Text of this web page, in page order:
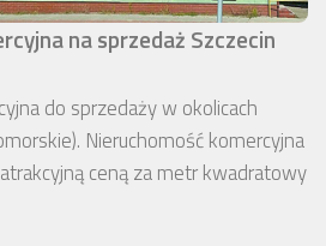
na sprzedaż Szczecin
do sprzedaży w okolicach
Nieruchomość komercyjna
ceną za metr kwadratowy